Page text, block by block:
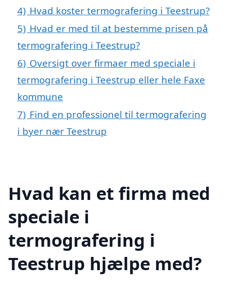
4) Hvad koster termografering i Teestrup?
5) Hvad er med til at bestemme prisen på
termografering i Teestrup?
6) Oversigt over firmaer med speciale i
termografering i Teestrup eller hele Faxe
kommune
7) Find en professionel til termografering
i byer nær Teestrup
Hvad kan et firma med
speciale i
termografering i
Teestrup hjælpe med?